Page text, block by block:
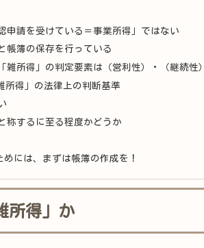
申請を受けている＝事業所得」ではない
帳簿の保存を行っている
雑所得」の判定要素は（営利性）・（継続性
所得」の法律上の判断基準
称するに至る程度かどうか
めには、まずは帳簿の作成を！
所得」か